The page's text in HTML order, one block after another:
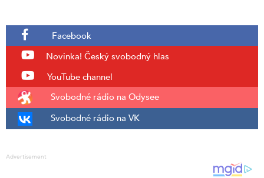
Facebook
Novinka! Český svobodný hlas
YouTube channel
Svobodné rádio na Odysee
Svobodné rádio na VK
Advertisement